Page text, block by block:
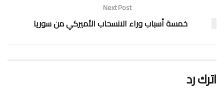
Next Post
خمسة أسباب وراء الانسحاب الأميركي من سوريا
اترك رد